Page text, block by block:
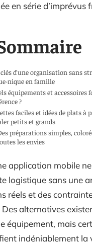
en série d’imprévus
clés d’une organisation sans
nique en famille
équipements et accessoires
?
faciles et idées de plats à
petits et grands
préparations simples,
les envies
application mobile
logistique sans une
réels et des
Des alternatives
équipement, mais
indéniablement la